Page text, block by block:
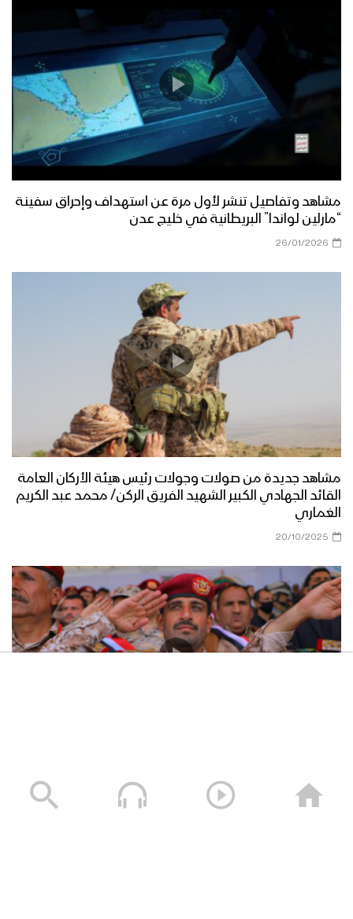
مشاهد وتفاصيل تنشر لأول مرة عن استهداف وإحراق سفينة
“مارلين لواندا” البريطانية في خليج عدن
26/01/2026
مشاهد جديدة من صولات وجولات رئيس هيئة الأركان العامة
القائد الجهادي الكبير الشهيد الفريق الركن/ محمد عبد الكريم
الغماري
20/10/2025
الفريق الركن/ محمد عبد الكريم الغماري